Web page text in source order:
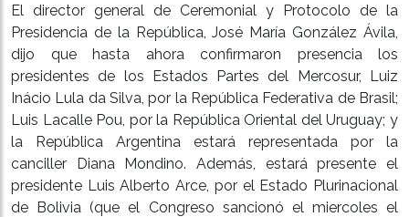
El director general de Ceremonial y Protocolo de la
Presidencia de la República, José María González Ávila,
dijo que hasta ahora confirmaron presencia los
presidentes de los Estados Partes del Mercosur, Luiz
Inácio Lula da Silva, por la República Federativa de Brasil;
Luis Lacalle Pou, por la República Oriental del Uruguay; y
la República Argentina estará representada por la
canciller Diana Mondino. Además, estará presente el
presidente Luis Alberto Arce, por el Estado Plurinacional
de Bolivia (que el Congreso sancionó el miercoles el